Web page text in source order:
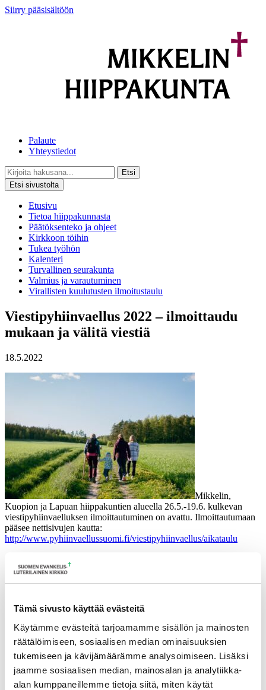
Tämä sivusto käyttää evästeitä
Käytämme evästeitä tarjoamamme sisällön ja mainosten
räätälöimiseen, sosiaalisen median ominaisuuksien
tukemiseen ja kävijämäärämme analysoimiseen. Lisäksi
jaamme sosiaalisen median, mainosalan ja analytiikka-
alan kumppaneillemme tietoja siitä, miten käytät
Siirry pääsisältöön
Palaute
Yhteystiedot
Etsi
Etsi sivustolta
Etusivu
Tietoa hiippakunnasta
Päätöksenteko ja ohjeet
Kirkkoon töihin
Tukea työhön
Kalenteri
Turvallinen seurakunta
Valmius ja varautuminen
Virallisten kuulutusten ilmoitustaulu
Viestipyhiinvaellus 2022 – ilmoittaudu
mukaan ja välitä viestiä
18.5.2022
Mikkelin,
Kuopion ja Lapuan hiippakuntien alueella 26.5.-19.6. kulkevan
viestipyhiinvaelluksen ilmoittautuminen on avattu. Ilmoittautumaan
pääsee nettisivujen kautta:
http://www.pyhiinvaellussuomi.fi/viestipyhiinvaellus/aikataulu
https://link.webropolsurveys.com/S/79172BFCE8CA8AB5
Viestipyhiinvaelluksen somekanaville pääset seuraamalla
kauttatäällä.
Osuuksilla on vaihtelevaa sisältöä, muun muassa rukous- ja
hartaussisältöä sekä kulttuurihistoriallista tietoa. Voit osallistua
yhdelle tai useammalle vaellusosuudelle oman mielenkiintosi
mukaan.